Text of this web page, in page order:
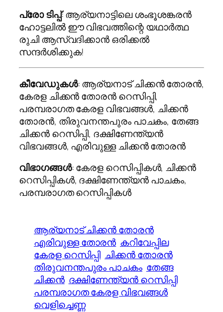
പ്രോ ടിപ്പ്: ആര്യനാട്ടിലെ ശംഭൂശങ്കരൻ
ഹോട്ടലിൽ ഈ വിഭവത്തിന്റെ യഥാർത്ഥ
രുചി ആസ്വദിക്കാൻ ഒരിക്കൽ
സന്ദർശിക്കുക!
കീവേഡുകൾ: ആര്യനാട് ചിക്കൻ തോരൻ,
കേരള ചിക്കൻ തോരൻ റെസിപ്പി,
പരമ്പരാഗത കേരള വിഭവങ്ങൾ, ചിക്കൻ
തോരൻ, തിരുവനന്തപുരം പാചകം, തേങ്ങ
ചിക്കൻ റെസിപ്പി, ദക്ഷിണേന്ത്യൻ
വിഭവങ്ങൾ, എരിവുള്ള ചിക്കൻ തോരൻ
വിഭാഗങ്ങൾ: കേരള റെസിപ്പികൾ, ചിക്കൻ
റെസിപ്പികൾ, ദക്ഷിണേന്ത്യൻ പാചകം,
പരമ്പരാഗത റെസിപ്പികൾ
ആര്യനാട് ചിക്കൻ തോരൻ
എരിവുള്ള തോരൻ കറിവേപ്പില
കേരള റെസിപ്പി ചിക്കൻ തോരൻ
തിരുവനന്തപുരം പാചകം തേങ്ങ
ചിക്കൻ ദക്ഷിണേന്ത്യൻ റെസിപ്പി
പരമ്പരാഗത കേരള വിഭവങ്ങൾ
വെളിച്ചെണ്ണ